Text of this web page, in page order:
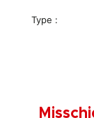
Type :